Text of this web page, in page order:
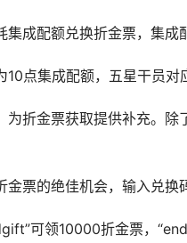
成配额兑换折金票，集成
点集成配额，五星干员对
折金票获取提供补充。
票的绝佳机会，输入兑换
可领10000折金票，